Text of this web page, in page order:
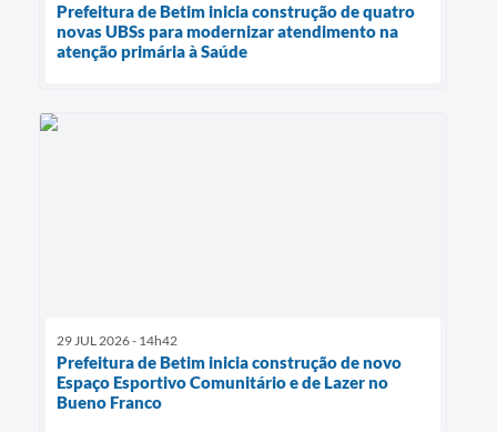
Prefeitura de Betim inicia construção de quatro
novas UBSs para modernizar atendimento na
atenção primária à Saúde
29 JUL 2026 - 14h42
Prefeitura de Betim inicia construção de novo
Espaço Esportivo Comunitário e de Lazer no
Bueno Franco